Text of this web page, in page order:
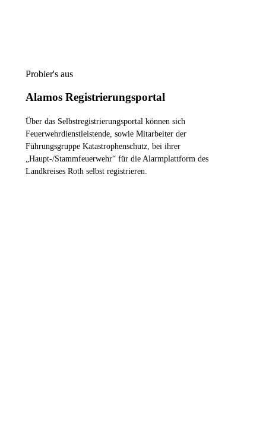
Probier's aus
Alamos Registrierungsportal
Über das Selbstregistrierungsportal können sich
Feuerwehrdienstleistende, sowie Mitarbeiter der
Führungsgruppe Katastrophenschutz, bei ihrer
„Haupt-/Stammfeuerwehr“ für die Alarmplattform des
Landkreises Roth selbst registrieren.